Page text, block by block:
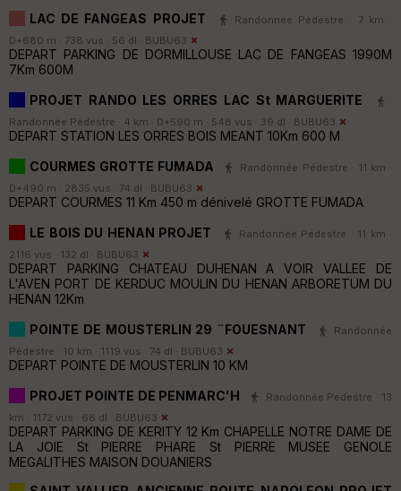
LAC DE FANGEAS PROJET
Randonnée Pédestre · 7 km ·
D+680 m · 738 vus · 56 dl · BUBU63
DEPART PARKING DE DORMILLOUSE LAC DE FANGEAS 1990M
7Km 600M
PROJET RANDO LES ORRES LAC St MARGUERITE
Randonnée Pédestre · 4 km · D+590 m · 548 vus · 39 dl · BUBU63
DEPART STATION LES ORRES BOIS MEANT 10Km 600 M
COURMES GROTTE FUMADA
Randonnée Pédestre · 11 km ·
D+490 m · 2835 vus · 74 dl · BUBU63
DEPART COURMES 11 Km 450 m dénivelé GROTTE FUMADA
LE BOIS DU HENAN PROJET
Randonnée Pédestre · 11 km ·
2116 vus · 132 dl · BUBU63
DEPART PARKING CHATEAU DUHENAN A VOIR VALLEE DE
L'AVEN PORT DE KERDUC MOULIN DU HENAN ARBORETUM DU
HENAN 12Km
POINTE DE MOUSTERLIN 29 ¨FOUESNANT
Randonnée
Pédestre · 10 km · 1119 vus · 74 dl · BUBU63
DEPART POINTE DE MOUSTERLIN 10 KM
PROJET POINTE DE PENMARC'H
Randonnée Pédestre · 13
km · 1172 vus · 68 dl · BUBU63
DEPART PARKING DE KERITY 12 Km CHAPELLE NOTRE DAME DE
LA JOIE St PIERRE PHARE St PIERRE MUSEE GENOLE
MEGALITHES MAISON DOUANIERS